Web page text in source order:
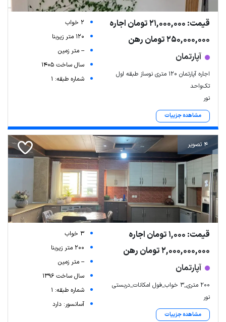
قیمت: 21,000,000 تومان اجاره
250,000,000 تومان رهن
آپارتمان
اجاره آپارتمان ۱۲۰ متری نوساز طبقه اول
تک‌واحد
نور
مشاهده جزییات
2 خواب
120 متر زیربنا
-- متر زمین
سال ساخت 1405
شماره طبقه: 1
4 تصویر
قیمت: 1,000 تومان اجاره
2,000,000,000 تومان رهن
آپارتمان
۲۰۰ متری_۳ خواب_فول امکانات_دربستی
نور
مشاهده جزییات
3 خواب
200 متر زیربنا
-- متر زمین
سال ساخت 1396
شماره طبقه: 1
آسانسور: دارد